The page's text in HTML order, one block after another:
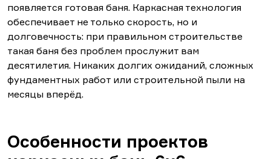
появляется готовая баня. Каркасная технология
обеспечивает не только скорость, но и
долговечность: при правильном строительстве
такая баня без проблем прослужит вам
десятилетия. Никаких долгих ожиданий, сложных
фундаментных работ или строительной пыли на
месяцы вперёд.
Особенности проектов